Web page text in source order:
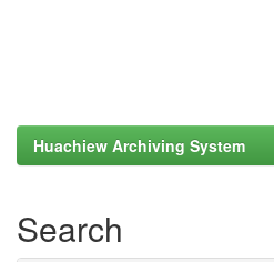
Huachiew Archiving System
Search